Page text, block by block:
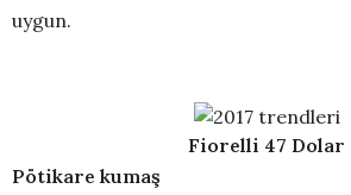
uygun.
Fiorelli 47 Dolar
Pötikare kumaş